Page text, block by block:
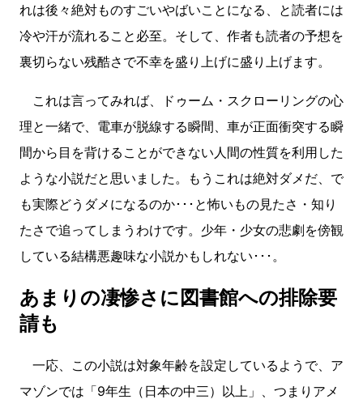
れは後々絶対ものすごいやばいことになる、と読者には
冷や汗が流れること必至。そして、作者も読者の予想を
裏切らない残酷さで不幸を盛り上げに盛り上げます。
これは言ってみれば、ドゥーム・スクローリングの心
理と一緒で、電車が脱線する瞬間、車が正面衝突する瞬
間から目を背けることができない人間の性質を利用した
ような小説だと思いました。もうこれは絶対ダメだ、で
も実際どうダメになるのか･･･と怖いもの見たさ・知り
たさで追ってしまうわけです。少年・少女の悲劇を傍観
している結構悪趣味な小説かもしれない･･･。
あまりの凄惨さに図書館への排除要
請も
一応、この小説は対象年齢を設定しているようで、ア
マゾンでは「9年生（日本の中三）以上」、つまりアメ